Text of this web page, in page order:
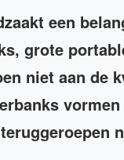
een
grote
niet aan de